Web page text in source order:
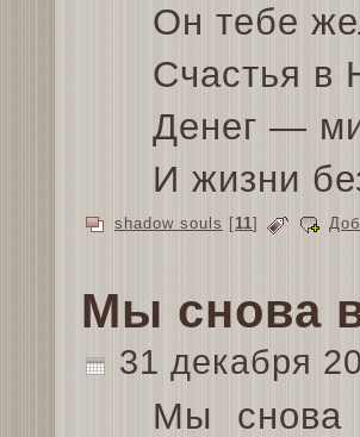
Он тебе
Счастья в
Денег —
И жизни
shadow souls [11]
Мы снова
31 декабря
Мы снова